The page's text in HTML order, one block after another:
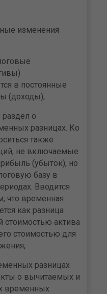
изменения
в постоянные
(доходы);
раздел о
разницах. Ко
также
не включаемые
(убыток), но
базу в
Вводится
что временная
как разница
стоимостью актива
стоимостью для
разницах
о вычитаемых и
временных